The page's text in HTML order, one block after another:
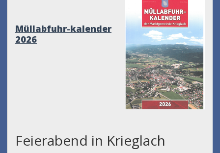
Müllabfuhr-kalender
2026
Feierabend in Krieglach